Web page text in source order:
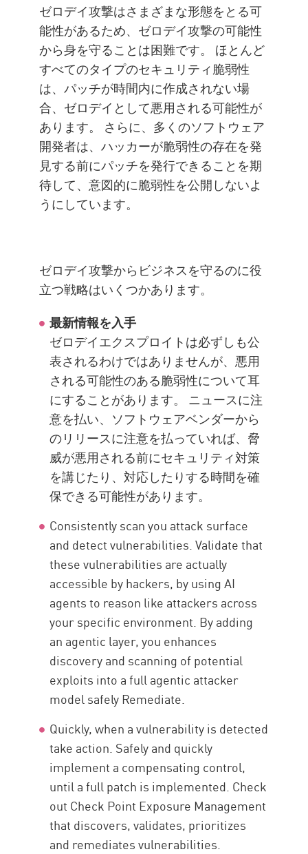
ゼロデイ攻撃はさまざまな形態をとる可
能性があるため、ゼロデイ攻撃の可能性
から身を守ることは困難です。 ほとんど
すべてのタイプのセキュリティ脆弱性
は、パッチが時間内に作成されない場
合、ゼロデイとして悪用される可能性が
あります。 さらに、多くのソフトウェア
開発者は、ハッカーが脆弱性の存在を発
見する前にパッチを発行できることを期
待して、意図的に脆弱性を公開しないよ
うにしています。
ゼロデイ攻撃からビジネスを守るのに役
立つ戦略はいくつかあります。
最新情報を入手
ゼロデイエクスプロイトは必ずしも公
表されるわけではありませんが、悪用
される可能性のある脆弱性について耳
にすることがあります。 ニュースに注
意を払い、ソフトウェアベンダーから
のリリースに注意を払っていれば、脅
威が悪用される前にセキュリティ対策
を講じたり、対応したりする時間を確
保できる可能性があります。
Consistently scan you attack surface
and detect vulnerabilities. Validate that
these vulnerabilities are actually
accessible by hackers, by using AI
agents to reason like attackers across
your specific environment. By adding
an agentic layer, you enhances
discovery and scanning of potential
exploits into a full agentic attacker
model safely Remediate.
Quickly, when a vulnerability is detected
take action. Safely and quickly
implement a compensating control,
until a full patch is implemented. Check
out Check Point Exposure Management
that discovers, validates, prioritizes
and remediates vulnerabilities.